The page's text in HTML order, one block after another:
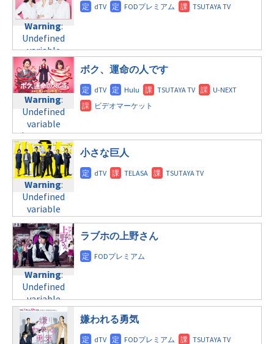
content/themes/soledad-
child/post-
formats/format-
tax.phpon
line34
©テレビ朝日
Warning:
Undefined
variable
$post_id in
/home/c4607168/public_html/osusume-
doga.com/wp-
content/themes/soledad-
child/post-
formats/format-
tax.phpon
line34
©テレビ朝日
doga.com/wp-
content/themes/soledad-
child/post-
formats/format-
tax.phpon
line31
木曜9:00
Warning:
Undefined
variable
$post_id in
/home/c4607168/public_html/osusume-
doga.com/wp-
content/themes/soledad-
child/post-
formats/format-
tax.phpon
line34
©テレビ朝日
Warning:
Undefined
variable
$post_id in
/home/c4607168/public_html/osusume-
doga.com/wp-
content/themes/soledad-
child/post-
formats/format-
tax.phpon
line31
木曜10:00
Warning:
Undefined
variable
$post_id in
/home/c4607168/public_html/osusume-
doga.com/wp-
content/themes/soledad-
child/post-
formats/format-
tax.phpon
line34
©フジテレビ
Warning:
Undefined
variable
$post_id in
/home/c4607168/public_html/osusume-
doga.com/wp-
content/themes/soledad-
child/post-
formats/format-
tax.phpon
line31
土曜10:00
Warning:
Undefined
variable
$post_id in
/home/c4607168/public_html/osusume-
doga.com/wp-
content/themes/soledad-
ボク、運命の人です
Warning:
Undefined
variable
$post_id in
/home/c4607168/public_html/osusume-
doga.com/wp-
content/themes/soledad-
child/post-
formats/format-
tax.phpon
line31
日曜9:00
小さな巨人
Warning:
Undefined
variable
$post_id in
/home/c4607168/public_html/osusume-
doga.com/wp-
ラブホの上野さん
嫌われる勇気